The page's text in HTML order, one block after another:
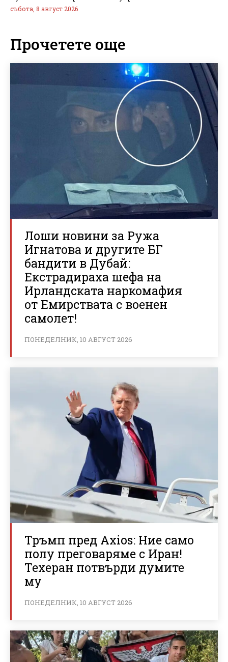
събота, 8 август 2026
Прочетете още
Лоши новини за Ружа
Игнатова и другите БГ
бандити в Дубай:
Екстрадираха шефа на
Ирландската наркомафия
от Емирствата с военен
самолет!
ПОНЕДЕЛНИК, 10 АВГУСТ 2026
Тръмп пред Axios: Ние само
полу преговаряме с Иран!
Техеран потвърди думите
му
ПОНЕДЕЛНИК, 10 АВГУСТ 2026